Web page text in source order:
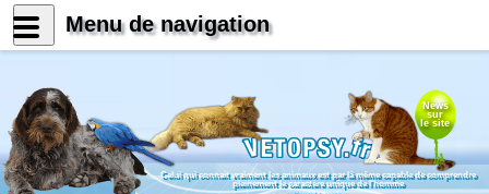
News
sur
le site
Celui qui connait vraiment les animaux est par là même capable de comprendre
pleinement le caractère unique de l'homme
Menu de navigation